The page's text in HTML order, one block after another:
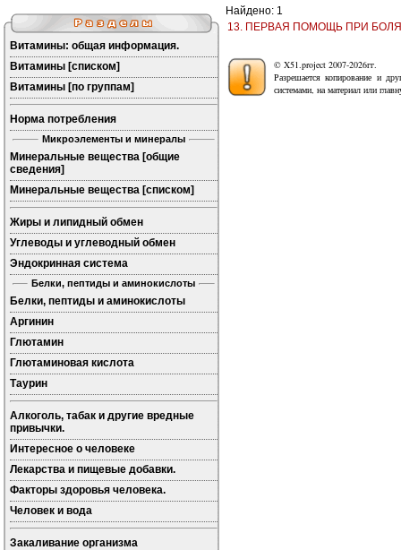
Витамины: общая информация.
Витамины [списком]
Витамины [по группам]
Норма потребления
Микроэлементы и минералы
Минеральные вещества [общие
сведения]
Минеральные вещества [списком]
Жиры и липидный обмен
Углеводы и углеводный обмен
Эндокринная система
Белки, пептиды и аминокислоты
Белки, пептиды и аминокислоты
Аргинин
Глютамин
Глютаминовая кислота
Таурин
Алкоголь, табак и другие вредные
привычки.
Интересное о человеке
Лекарства и пищевые добавки.
Факторы здоровья человека.
Человек и вода
Закаливание организма
Найдено: 1
13. ПЕРВАЯ ПОМОЩЬ ПРИ
© X51.project 2007-2026гг.
Разрешается копирование и
системами, на материал или